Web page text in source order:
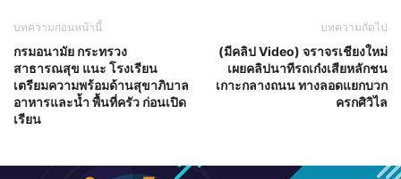
บทความก่อนหน้านี้
กรมอนามัย กระทรวง
สาธารณสุข แนะ โรงเรียน
เตรียมความพร้อมด้านสุขาภิบาล
อาหารและน้ำ พื้นที่ครัว ก่อนเปิด
เรียน
บทความถัดไป
(มีคลิป Video) จราจรเชียงใหม่
เผยคลิปนาทีรถเก๋งเสียหลักชน
เกาะกลางถนน ทางลอดแยกบวก
ครกศิวิไล